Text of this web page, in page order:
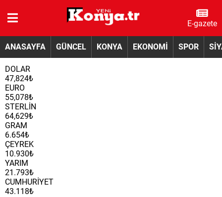
E-gazete
ANASAYFA GÜNCEL KONYA EKONOMİ SPOR
DOLAR
47,824₺
EURO
55,078₺
STERLİN
64,629₺
GRAM
6.654₺
ÇEYREK
10.930₺
YARIM
21.793₺
CUMHURİYET
43.118₺